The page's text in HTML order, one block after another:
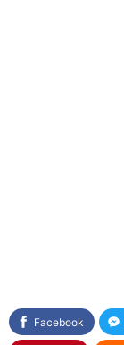
Facebook